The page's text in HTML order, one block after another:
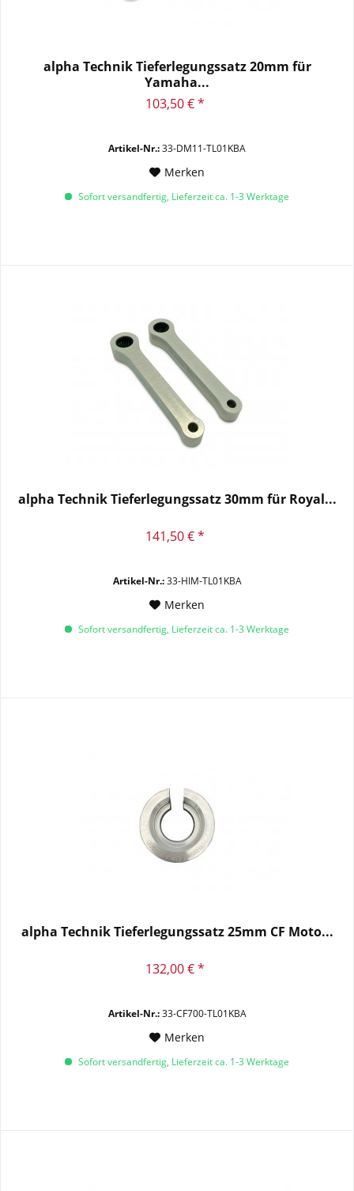
alpha Technik Tieferlegungssatz 20mm für
Yamaha...
103,50 € *
Artikel-Nr.:33-DM11-TL01KBA
Merken
Sofort versandfertig, Lieferzeit ca. 1-3 Werktage
alpha Technik Tieferlegungssatz 30mm für Royal...
141,50 € *
Artikel-Nr.:33-HIM-TL01KBA
Merken
Sofort versandfertig, Lieferzeit ca. 1-3 Werktage
alpha Technik Tieferlegungssatz 25mm CF Moto...
132,00 € *
Artikel-Nr.:33-CF700-TL01KBA
Merken
Sofort versandfertig, Lieferzeit ca. 1-3 Werktage